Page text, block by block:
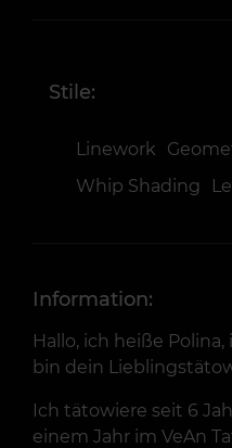
Stile:
Linework
Whip Shading
Information:
Hallo, ich heiße
bin dein
Ich tätowiere seit 6
einem Jahr im VeAn